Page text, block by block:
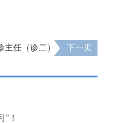
主任（诊二） 下一页
！